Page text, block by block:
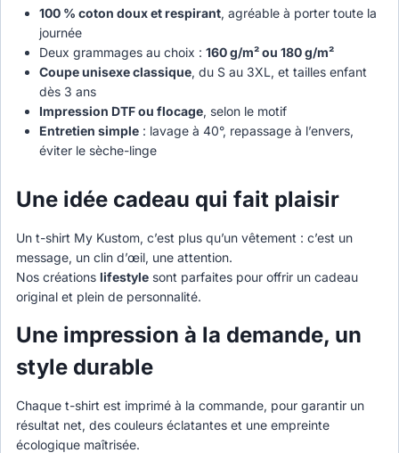
100 % coton doux et respirant, agréable à porter toute la
journée
Deux grammages au choix : 160 g/m² ou 180 g/m²
Coupe unisexe classique, du S au 3XL, et tailles enfant
dès 3 ans
Impression DTF ou flocage, selon le motif
Entretien simple: lavage à 40°, repassage à l’envers,
éviter le sèche-linge
Une idée cadeau qui fait plaisir
Un t-shirt My Kustom, c’est plus qu’un vêtement : c’est un
message, un clin d’œil, une attention.
Nos créations lifestyle sont parfaites pour offrir un cadeau
original et plein de personnalité.
Une impression à la demande, un
style durable
Chaque t-shirt est imprimé à la commande, pour garantir un
résultat net, des couleurs éclatantes et une empreinte
écologique maîtrisée.